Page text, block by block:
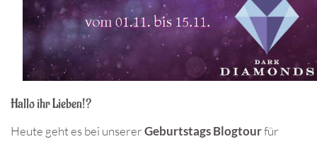
Hallo ihr Lieben!?
Heute geht es bei unsererGeburtstags Blogtourfür